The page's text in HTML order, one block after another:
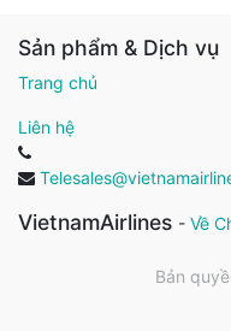
Sản phẩm & Dịch vụ
Trang chủ
Liên hệ
VietnamAirlines - Về
Bản